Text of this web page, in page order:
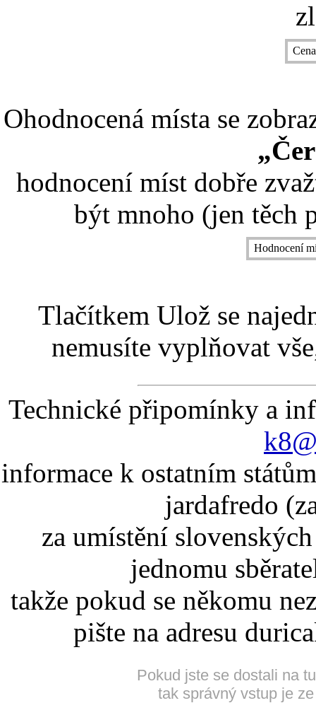
Ohodnocená místa se
hodnocení míst dobře
být mnoho (jen těch
Hodnocení
Tlačítkem Ulož se
nemusíte vyplňovat
Technické připomínky a
informace k ostatním
jardafredo
za umístění
jednomu
takže pokud se někomu
pište na adresu
Pokud jste se dostali na
tak správný vstup je